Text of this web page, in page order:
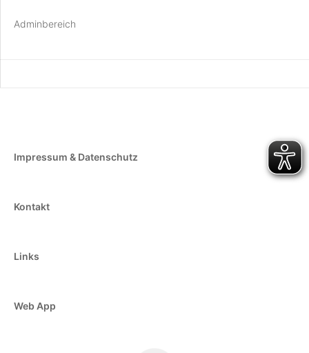
Adminbereich
Impressum & Datenschutz
Kontakt
Links
Web App